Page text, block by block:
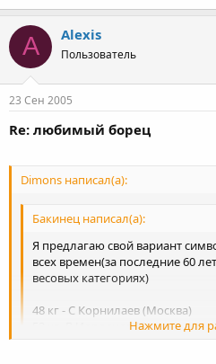
A Alexis
Пользователь
23 Сен 2005
Re: любимый борец
Dimons написал(а):
Бакинец написал(а):
Я предлагаю свой вариант
всех времен(за последние 60
весовых категориях)
48 кг - С Корнилаев (Москва)
52 кг- В Иорданов (Болгария)
Нажмите для